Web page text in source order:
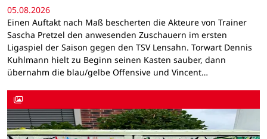
05.08.2026
Einen Auftakt nach Maß bescherten die Akteure von Trainer
Sascha Pretzel den anwesenden Zuschauern im ersten
Ligaspiel der Saison gegen den TSV Lensahn. Torwart Dennis
Kuhlmann hielt zu Beginn seinen Kasten sauber, dann
übernahm die blau/gelbe Offensive und Vincent…